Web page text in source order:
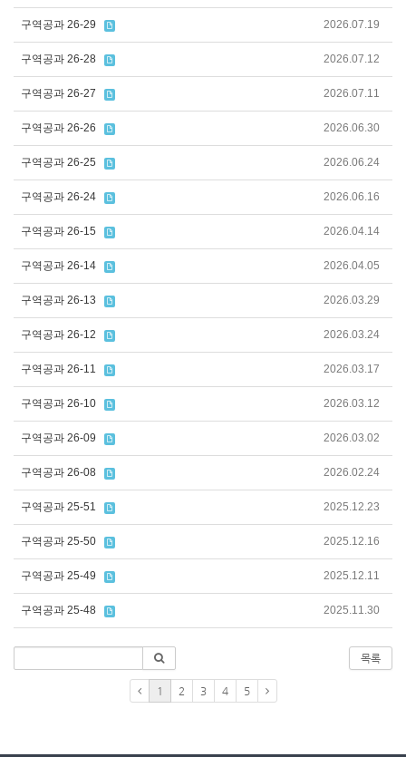
구역공과 26-29 2026.07.19
구역공과 26-28 2026.07.12
구역공과 26-27 2026.07.11
구역공과 26-26 2026.06.30
구역공과 26-25 2026.06.24
구역공과 26-24 2026.06.16
구역공과 26-15 2026.04.14
구역공과 26-14 2026.04.05
구역공과 26-13 2026.03.29
구역공과 26-12 2026.03.24
구역공과 26-11 2026.03.17
구역공과 26-10 2026.03.12
구역공과 26-09 2026.03.02
구역공과 26-08 2026.02.24
구역공과 25-51 2025.12.23
구역공과 25-50 2025.12.16
구역공과 25-49 2025.12.11
구역공과 25-48 2025.11.30
목록
1 2 3 4 5